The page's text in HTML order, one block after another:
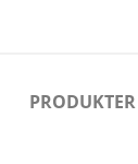
PRODUKTER